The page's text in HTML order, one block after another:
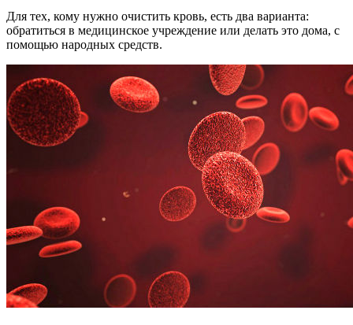
Для тех, кому нужно очистить кровь, есть два варианта:
обратиться в медицинское учреждение или делать это дома, с
помощью народных средств.